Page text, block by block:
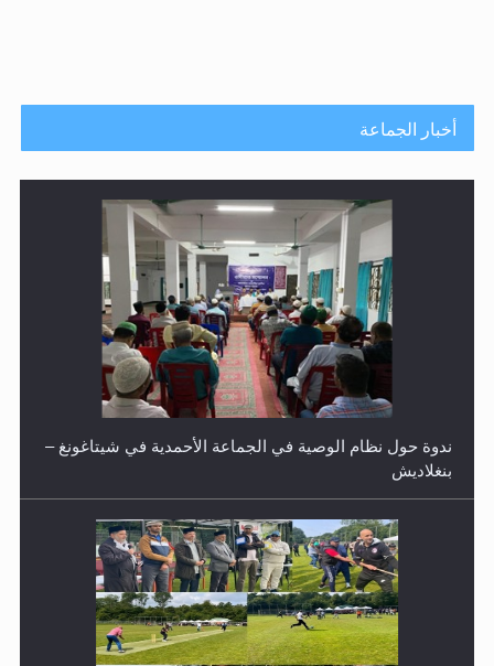
أخبار الجماعة
ندوة حول نظام الوصية في الجماعة الأحمدية في شيتاغونغ –
بنغلاديش